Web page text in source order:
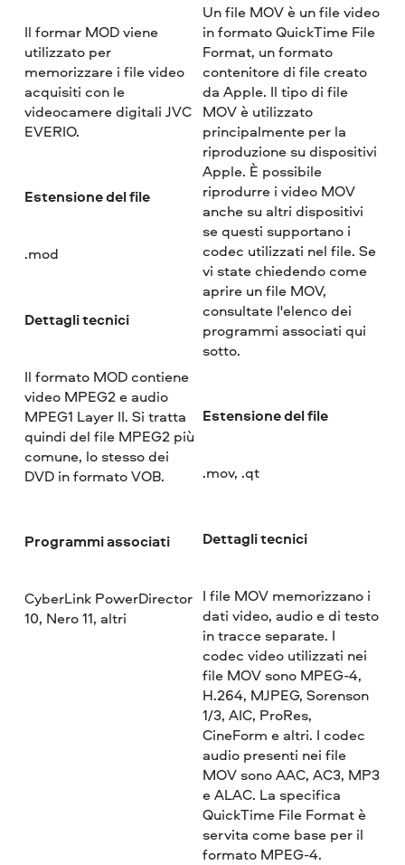
Il formar MOD viene
utilizzato per
memorizzare i file video
acquisiti con le
videocamere digitali JVC
EVERIO.
Estensione del file
.mod
Dettagli tecnici
Il formato MOD contiene
video MPEG2 e audio
MPEG1 Layer II. Si tratta
quindi del file MPEG2 più
comune, lo stesso dei
DVD in formato VOB.
Programmi associati
CyberLink PowerDirector
10, Nero 11, altri
Un file MOV è un file video
in formato QuickTime File
Format, un formato
contenitore di file creato
da Apple. Il tipo di file
MOV è utilizzato
principalmente per la
riproduzione su dispositivi
Apple. È possibile
riprodurre i video MOV
anche su altri dispositivi
se questi supportano i
codec utilizzati nel file. Se
vi state chiedendo come
aprire un file MOV,
consultate l'elenco dei
programmi associati qui
sotto.
Estensione del file
.mov, .qt
Dettagli tecnici
I file MOV memorizzano i
dati video, audio e di testo
in tracce separate. I
codec video utilizzati nei
file MOV sono MPEG-4,
H.264, MJPEG, Sorenson
1/3, AIC, ProRes,
CineForm e altri. I codec
audio presenti nei file
MOV sono AAC, AC3, MP3
e ALAC. La specifica
QuickTime File Format è
servita come base per il
formato MPEG-4.